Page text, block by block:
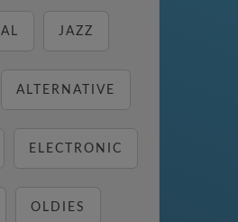
JAZZ
ALTERNATIVE
ELECTRONIC
OLDIES